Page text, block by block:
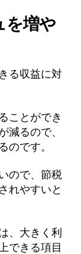
を増や
る収益に対
ことができ
減るので、
のです。
ので、節税
れやすいと
、大きく利
できる項目